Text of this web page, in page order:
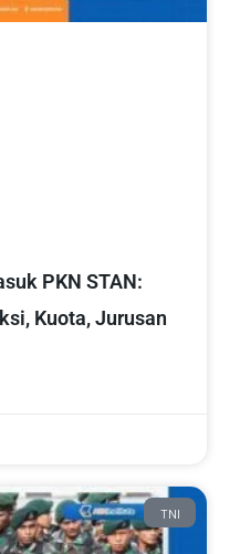
PKN STAN:
Kuota, Jurusan
TNI